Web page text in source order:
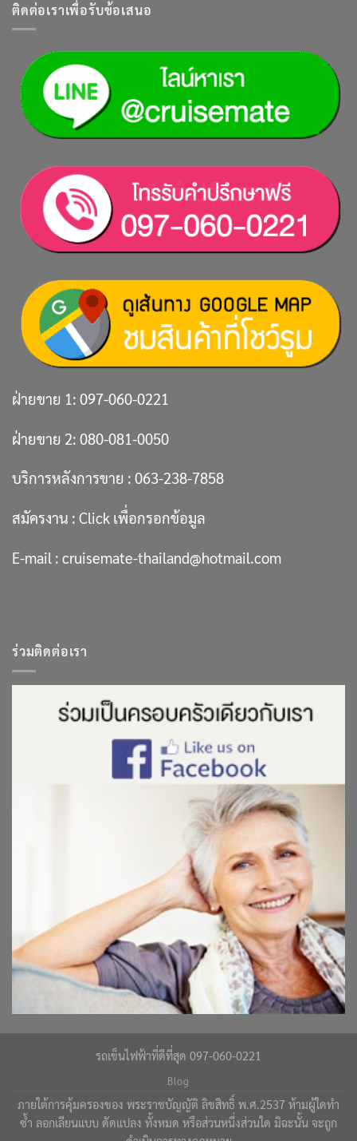
ติดต่อเราเพื่อรับข้อเสนอ
ฝ่ายขาย 1: 097-060-0221
ฝ่ายขาย 2: 080-081-0050
บริการหลังการขาย : 063-238-7858
สมัครงาน : Click เพื่อกรอกข้อมูล
E-mail : cruisemate-thailand@hotmail.com
ร่วมติดต่อเรา
รถเข็นไฟฟ้าที่ดีที่สุด 097-060-0221
Blog
ภายใต้การคุ้มครองของ พระราชบัญญัติ ลิขสิทธิ์ พ.ศ.2537 ห้ามผู้ใดทำ
ซ้ำ ลอกเลียนแบบ ดัดแปลง ทั้งหมด หรือส่วนหนึ่งส่วนใด มิฉะนั้น จะถูก